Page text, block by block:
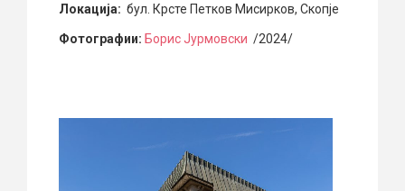
Локација: бул. Крсте Петков Мисирков, Скопје
Фотографии: Борис Јурмовски /2024/